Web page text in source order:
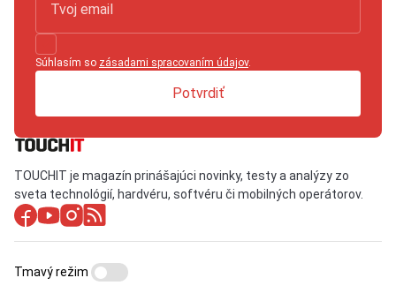
Súhlasím so zásadami spracovaním údajov.
Potvrdiť
TOUCHIT je magazín prinášajúci novinky, testy a analýzy zo
sveta technológií, hardvéru, softvéru či mobilných operátorov.
Tmavý režim